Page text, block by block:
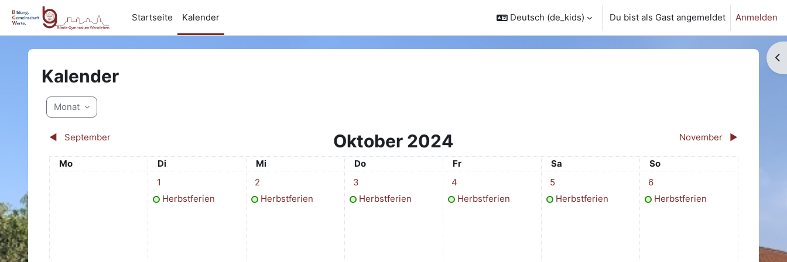
Zum Hauptinhalt
Startseite
Kalender Deutsch ‎(de_kids)‎ Du bist als Gast angemeldet Anmelden
Kalender
Monat
◀︎ September Oktober 2024 November ▶︎
Montag
Mo Dienstag
Di Mittwoch
Mi Donnerstag
Do Freitag
Fr Samstag
Sa Sonntag
So
1 Termin, Dienstag, 1. Oktober
1
Herbstferien
1 Termin, Mittwoch, 2. Oktober
2
Herbstferien
1 Termin, Donnerstag, 3. Oktober
3
Herbstferien
1 Termin, Freitag, 4. Oktober
4
Herbstferien
1 Termin, Samstag, 5. Oktober
5
Herbstferien
1 Termin, Sonntag, 6. Oktober
6
Herbstferien